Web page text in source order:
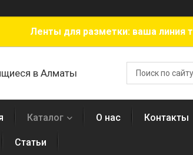
Ленты для разметки: ваша линия
в Алматы
Каталог О нас Контакты
Статьи